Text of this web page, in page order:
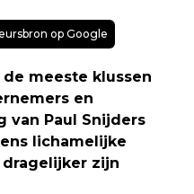
op Google
meeste klussen
en
van Paul Snijders
lichamelijke
zijn